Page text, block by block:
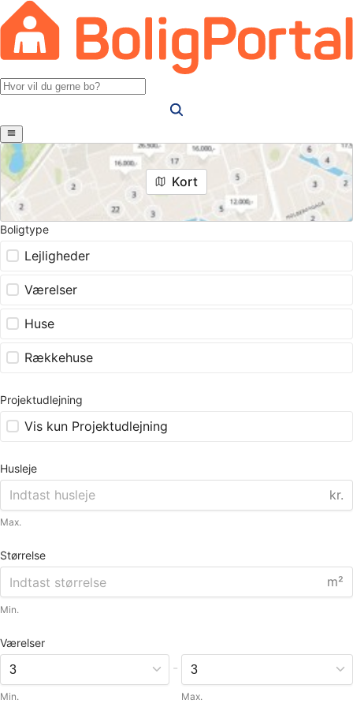
Kort
Boligtype
Lejligheder
Værelser
Huse
Rækkehuse
Projektudlejning
Vis kun Projektudlejning
Husleje
kr.
Max.
Størrelse
m²
Min.
Værelser
Min.
-
Max.